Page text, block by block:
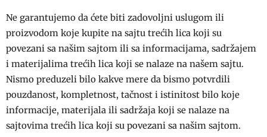
Ne garantujemo da ćete biti zadovoljni uslugom ili
proizvodom koje kupite na sajtu trećih lica koji su
povezani sa našim sajtom ili sa informacijama, sadržajem
i materijalima trećih lica koji se nalaze na našem sajtu.
Nismo preduzeli bilo kakve mere da bismo potvrdili
pouzdanost, kompletnost, tačnost i istinitost bilo koje
informacije, materijala ili sadržaja koji se nalaze na
sajtovima trećih lica koji su povezani sa našim sajtom.